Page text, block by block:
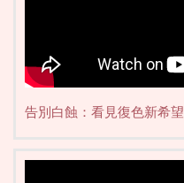
告別白蝕：看見復色新希望